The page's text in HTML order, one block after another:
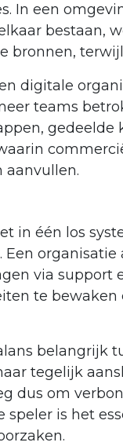
In een
bestaan,
bronnen,
digitale
teams
aanvullen.
in één los
via support
te bewaken
belangrijk
tegelijk
dus om
speler is het